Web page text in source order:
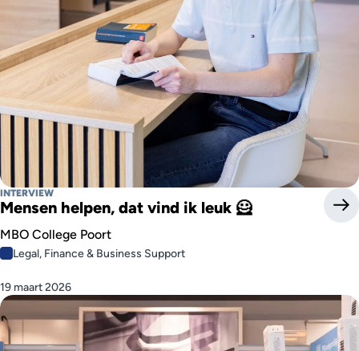
INTERVIEW
Mensen helpen, dat vind ik leuk 🦸
MBO College Poort
Legal, Finance & Business Support
19 maart 2026